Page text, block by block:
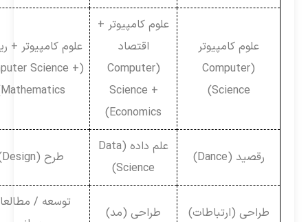
علوم کامپیوتر
(Computer
Science)
علوم کامپیوتر +
اقتصاد
(Computer
Science +
Economics)
علوم کامپیوتر + ریاضی
(Computer Science +
Mathematics)
رقصید (Dance)
علم داده (Data
Science)
طرح (Design)
طراحی (ارتباطات)
طراحی (مد)
توسعه / مطالعات